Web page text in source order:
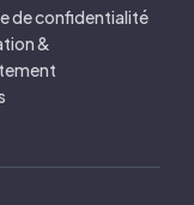
de confidentialité
&